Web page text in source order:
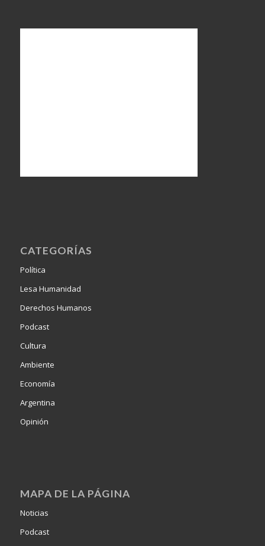
CATEGORÍAS
Política
Lesa Humanidad
Derechos Humanos
Podcast
Cultura
Ambiente
Economía
Argentina
Opinión
MAPA DE LA PÁGINA
Noticias
Podcast